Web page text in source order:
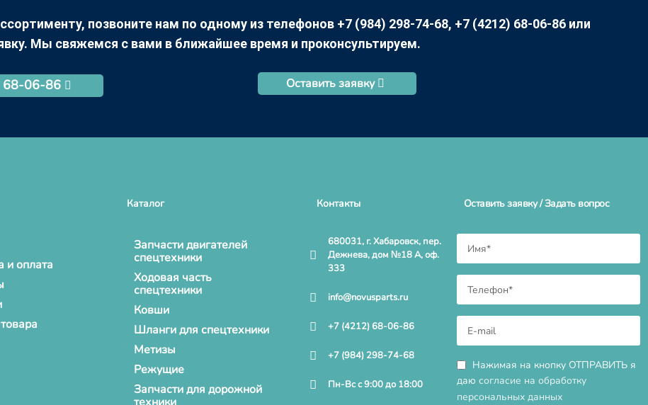
позвоните нам по одному из телефонов +7 (984) 298-74-68, +7 (4212) 68-06-86 или
Мы свяжемся с вами в ближайшее время и проконсультируем.
68-06-86 Оставить заявку
и оплата
Каталог
Запчасти двигателей
спецтехники
Ходовая часть
спецтехники
Ковши
Шланги для спецтехники
Метизы
Режущие
Запчасти для дорожной
Контакты
680031, г. Хабаровск, пер.
Дежнева, дом №18 А, оф.
333
info@novusparts.ru
+7 (4212) 68-06-86
+7 (984) 298-74-68
Пн-Вс с 9:00 до 18:00
Оставить заявку / Задать вопрос
Нажимая на кнопку ОТПРАВИТЬ я
даю согласие на обработку
персональных данных